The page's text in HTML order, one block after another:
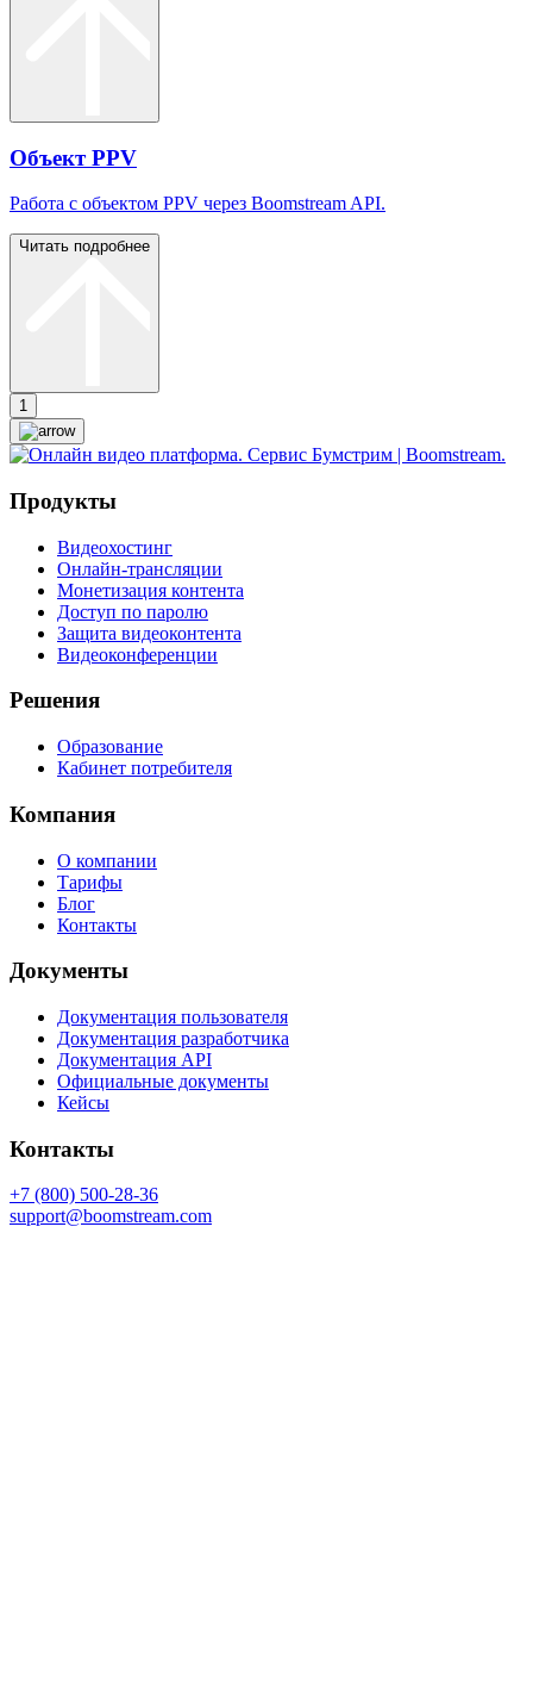
Объект PPV
Работа с объектом PPV через Boomstream API.
Читать подробнее
1
Продукты
Видеохостинг
Онлайн-трансляции
Монетизация контента
Доступ по паролю
Защита видеоконтента
Видеоконференции
Решения
Образование
Кабинет потребителя
Компания
О компании
Тарифы
Блог
Контакты
Документы
Документация пользователя
Документация разработчика
Документация API
Официальные документы
Кейсы
Контакты
+7 (800) 500-28-36
support@boomstream.com